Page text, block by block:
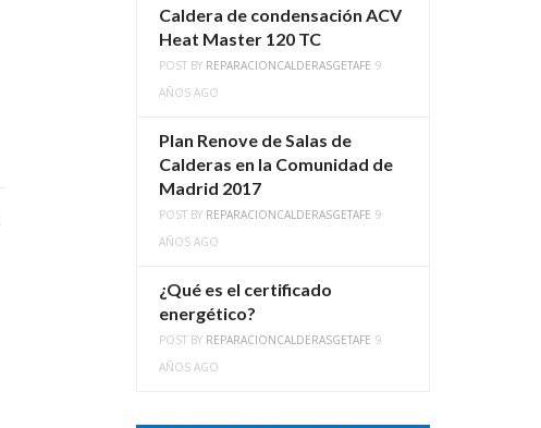
Caldera de condensación ACV
Heat Master 120 TC
POST BY REPARACIONCALDERASGETAFE 9
AÑOS AGO
Plan Renove de Salas de
Calderas en la Comunidad de
Madrid 2017
POST BY REPARACIONCALDERASGETAFE 9
AÑOS AGO
¿Qué es el certificado
energético?
POST BY REPARACIONCALDERASGETAFE 9
AÑOS AGO